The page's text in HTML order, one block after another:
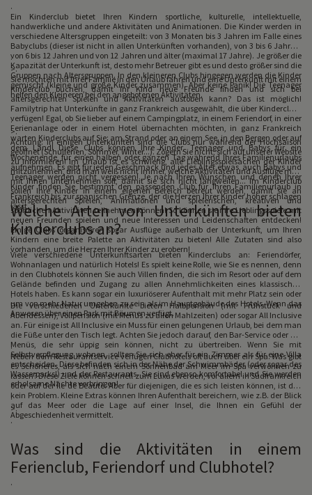
.
Ein Kinderclub bietet Ihren Kindern sportliche, kulturelle, intellektuelle,
handwerkliche und andere Aktivitäten und Animationen. Die Kinder werden in
verschiedene Altersgruppen eingeteilt: von 3 Monaten bis 3 Jahren im Falle eines
Babyclubs (dieser ist nicht in allen Unterkünften vorhanden), von 3 bis 6 Jahren,
von 6 bis 12 Jahren und von 12 Jahren und älter (maximal 17 Jahre). Je größer die
Kapazität der Unterkunft ist, desto mehr Betreuer gibt es und desto größer sind die
Gruppen nach Altersgruppen. In den kleineren Clubs hingegen werden die Kinder
gemischt (kleine und große Kinder zusammen). Aber keine Panik! Die Teenager
helfen den Kleineren bei den angebotenen Aktivitäten.
.
>.
Sie möchten mit Ihrer Familie in den Urlaub fahren und eine Unterkunft mit einem
Kinderclub buchen, damit Ihr Kind neue Freunde finden und sich bei
altersgerechten Spielen und Aktivitäten austoben kann? Das ist möglich!
Familytrip hat Unterkünfte in ganz Frankreich ausgewählt, die über Kinderclubs
verfügen! Egal, ob Sie lieber auf einem Campingplatz, in einem Feriendorf, in einer
Ferienanlage oder in einem Hotel übernachten möchten, in ganz Frankreich
warten Kinderclubs auf Sie: am Strand oder an einem See, in den Bergen oder auf
dem Land! Diese Clubs können Ihre Kinder, Teenager und Babys für ein
Wochenende, für einen halben oder ganzen Tag während Ihres Familienurlaubs
aufnehmen. Es gibt für jeden Geschmack und jedes Alter etwas, auch Babys und
Teenager werden nicht vergessen! Je nach Ihren Wünschen und denen Ihrer
Kinder finden Sie bestimmt den passenden Club für Ihren Familienurlaub in
Frankreich bis zur spanischen Grenze, der die Herzen Ihrer Kinder höher schlagen
lässt.
.
>.
Achtung: In einigen Unterkünften sind die Clubs nur während der Hochsaison
geöffnet (Schulferien, Sommer, Winter...). Zögern Sie nicht, sich auf unserer Website
zu informieren! Im Urlaub ist es schwierig, alle Lieblingsspielsachen der Kinder
mitzunehmen, und man weiß nicht immer, welche Aktivitäten und Ausflüge man
mit ihnen unternehmen soll, damit sie sich nicht langweilen... Im Kinderclub
sollen Ihre Kinder in einem eigenen Bereich betreut werden, damit sie an
altersgerechten Spielen, Animationen und spielerischen, kreativen und
sportlichen Aktivitäten teilnehmen können! So können sie ihre Lieblingsspiele mit
neuen Freunden spielen und neue Interessen und Leidenschaften entdecken!
Einige Clubs organisieren sogar Ausflüge außerhalb der Unterkunft, um Ihren
Kindern eine breite Palette an Aktivitäten zu bieten! Alle Zutaten sind also
vorhanden, um die Herzen Ihrer Kinder zu erobern!
.
Welche Arten von Unterkünften bieten
Kinderclubs an?
.
Viele verschiedene Unterkunftsarten bieten Kinderclubs an: Feriendörfer,
Wohnanlagen und natürlich Hotels! Es spielt keine Rolle, wie Sie es nennen, denn
in den Clubhotels können Sie auch Villen finden, die sich im Resort oder auf dem
Gelände befinden und Zugang zu allen Annehmlichkeiten eines klassischen
Hotels haben. Es kann sogar ein luxuriöserer Aufenthalt mit mehr Platz sein oder
um von mehr Natur umgeben zu sein als im Hauptgebäude des Hotels. Wenn das
Anwesen über einen Park mit Bäumen verfügt.
.
Die verschiedenen Unterkünfte bieten Halbpension (mit Frühstück und
Abendessen), Vollpension (mit Menüs zu allen Mahlzeiten) oder sogar All Inclusive
an. Für einige ist All Inclusive ein Muss für einen gelungenen Urlaub, bei dem man
die Füße unter den Tisch legt. Achten Sie jedoch darauf, den Bar-Service oder die
Menüs, die sehr üppig sein können, nicht zu übertreiben. Wenn Sie mit
Selbstverpflegung wohnen, sollten Sie sich eher für ein Zimmer als für eine Villa
entscheiden. Diese befinden sich in der Nähe der Schwimmbäder (oder sogar des
Wasserparks!) und der Restaurants. Sie sind ebenso komfortabel und Sie werden
erholsame Nächte verbringen!
.
Neben dem Restaurantservice verfügen Clubhotels oft auch über ein Spa. Was gibt
es Schöneres, als sich nach einem Sonnenbad am Meer im Spa verwöhnen zu
lassen? Diese Ziele können schnell zum Luxus werden, vor allem in Südfrankreich
oder auf der Île de Beauté. Aber für diejenigen, die es sich leisten können, ist das
kein Problem. Kleine Extras können Ihren Aufenthalt bereichern, wie z.B. der Blick
auf das Meer oder die Lage auf einer Insel, die Ihnen ein Gefühl der
Abgeschiedenheit vermittelt.
.
>.
.
Was sind die Aktivitäten in einem
Ferienclub, Feriendorf und Clubhotel?
.